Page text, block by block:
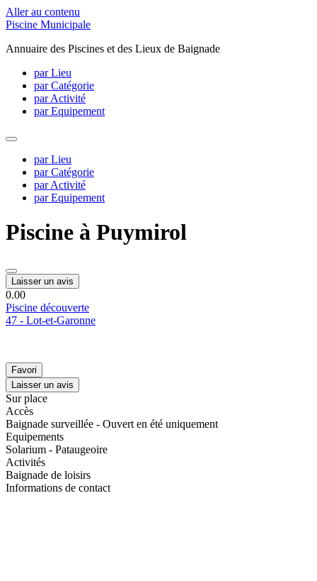
Aller au contenu
Piscine Municipale
Annuaire des Piscines et des Lieux de Baignade
par Lieu
par Catégorie
par Activité
par Equipement
par Lieu
par Catégorie
par Activité
par Equipement
Piscine à Puymirol
Laisser un avis
0.00
Piscine découverte
47 - Lot-et-Garonne
Favori
Laisser un avis
Sur place
Accès
Baignade surveillée - Ouvert en été uniquement
Equipements
Solarium - Pataugeoire
Activités
Baignade de loisirs
Informations de contact